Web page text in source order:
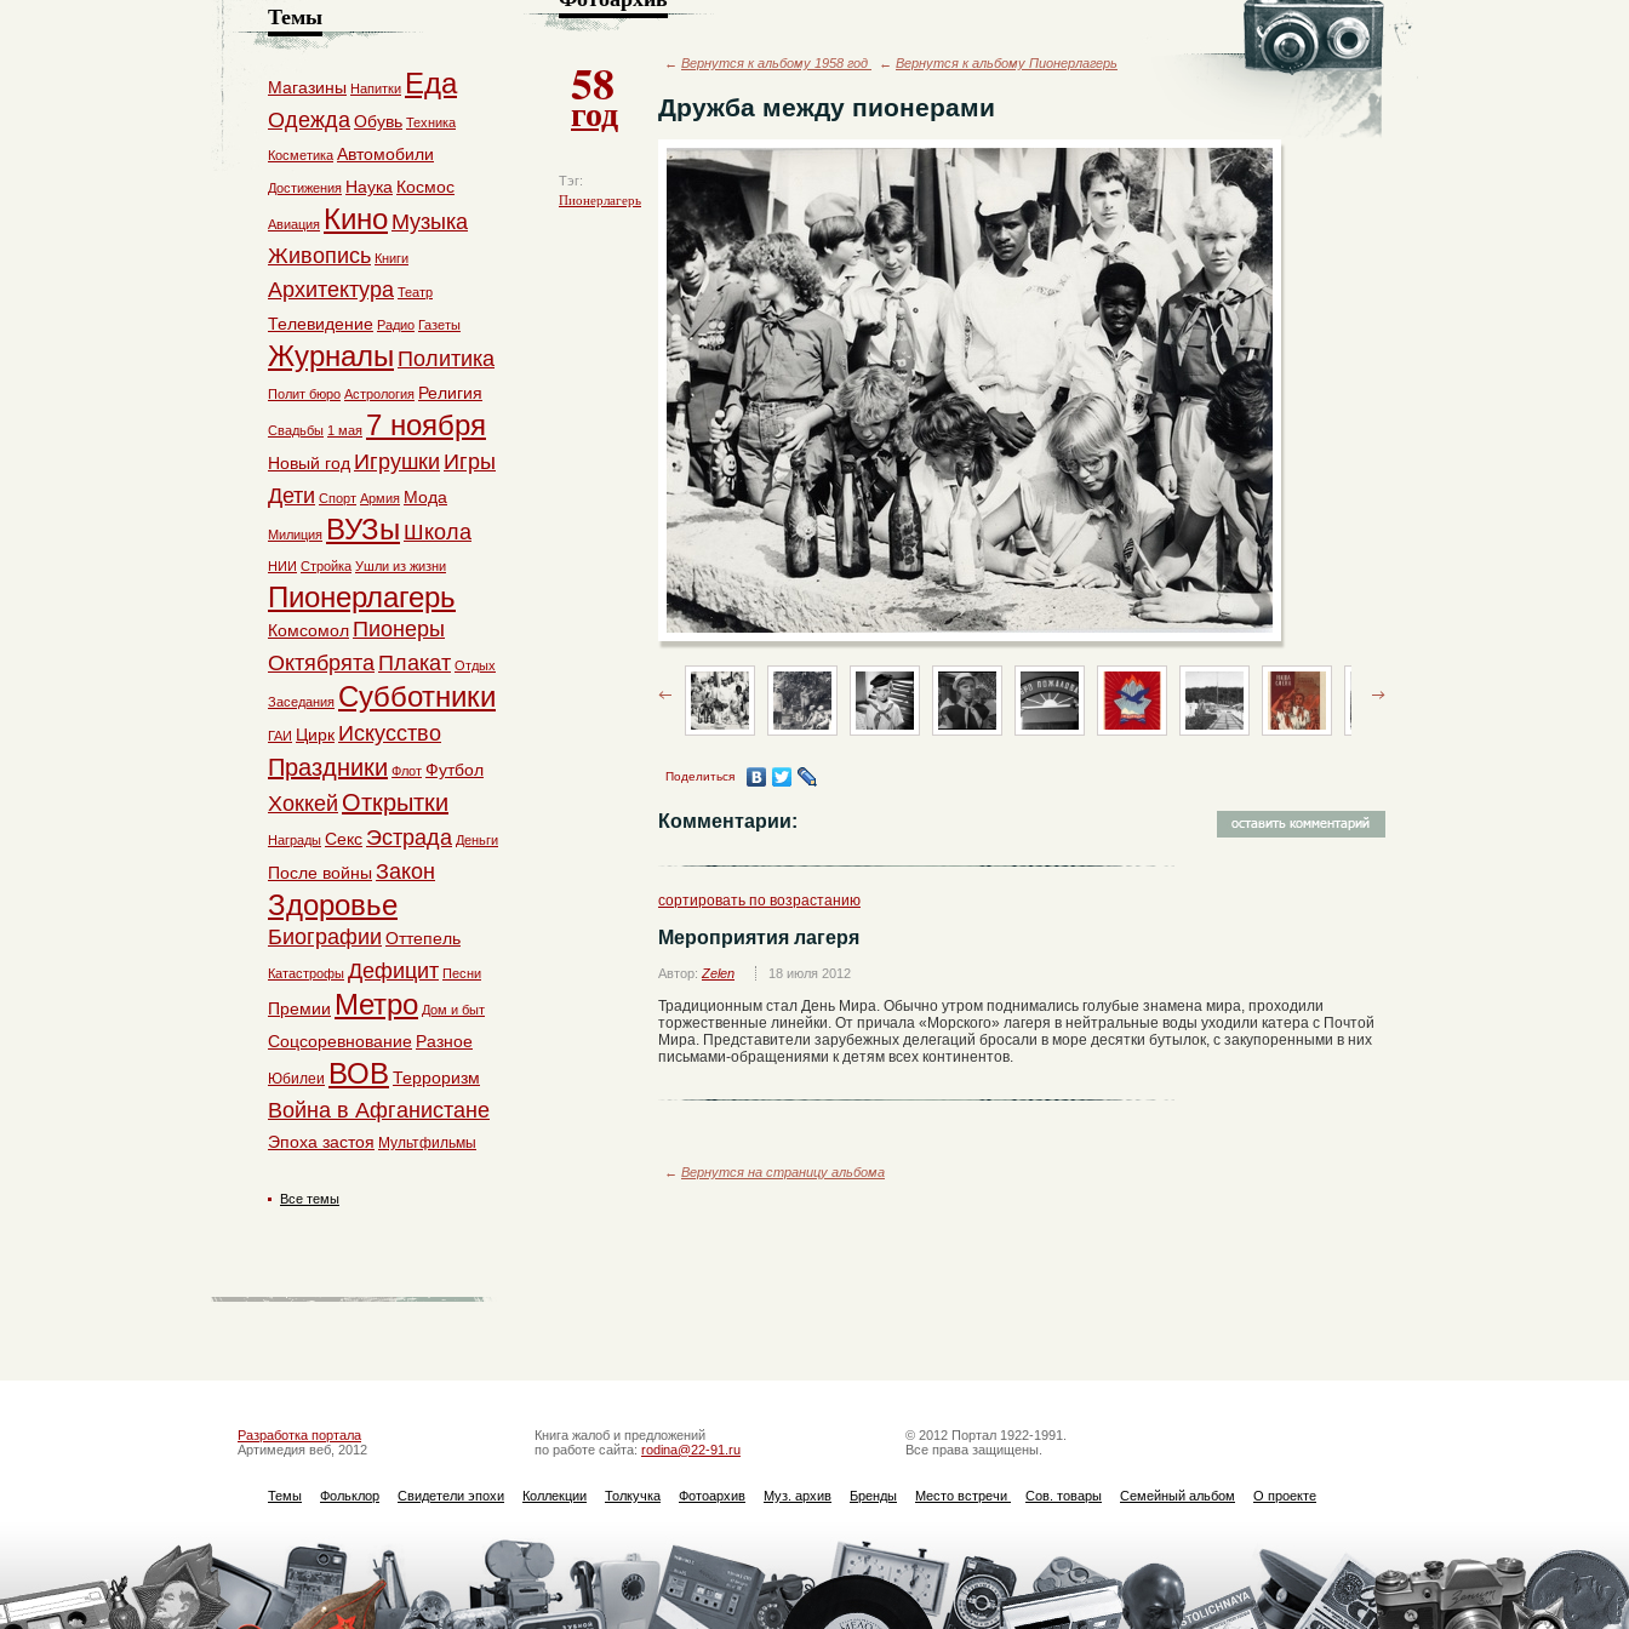
58
год
Тэг:
Пионерлагерь
← Вернутся к альбому 1958 год ← Вернутся к альбому Пионерлагерь
Дружба между пионерами
Поделиться
Комментарии:
сортировать по возрастанию
Мероприятия лагеря
Автор: Zelen 18 июля 2012
Традиционным стал День Мира. Обычно утром поднимались голубые знамена мира, проходили
торжественные линейки. От причала «Морского» лагеря в нейтральные воды уходили катера с Почтой
Мира. Представители зарубежных делегаций бросали в море десятки бутылок, с закупоренными в них
письмами-обращениями к детям всех континентов.
← Вернутся на страницу альбома
Темы
Магазины Напитки Еда
ОдеждаОбувь Техника
Косметика Автомобили
Достижения Наука Космос
Авиация Кино Музыка
Живопись Книги
Архитектура Театр
Телевидение Радио Газеты
Журналы Политика
Полит бюро Астрология Религия
Свадьбы 1 мая 7 ноября
Новый год Игрушки Игры
Дети Спорт Армия Мода
Милиция ВУЗы Школа
НИИ Стройка Ушли из жизни
Пионерлагерь
Комсомол Пионеры
Октябрята Плакат Отдых
Заседания Субботники
ГАИ Цирк Искусство
Праздники Флот Футбол
Хоккей Открытки
Награды Секс Эстрада Деньги
После войны Закон
Здоровье
Биографии Оттепель
Катастрофы Дефицит Песни
Премии Метро Дом и быт
Соцсоревнование Разное
Юбилеи ВОВ Терроризм
Война в Афганистане
Эпоха застоя Мультфильмы
Все темы
Разработка портала
Артимедия веб, 2012
Книга жалоб и предложений
по работе сайта: rodina@22-91.ru
© 2012 Портал 1922-1991.
Все права защищены.
Темы Фольклор Свидетели эпохи Коллекции Толкучка Фотоархив Муз. архив Бренды Место встречи Сов. товары Семейный альбом О проекте